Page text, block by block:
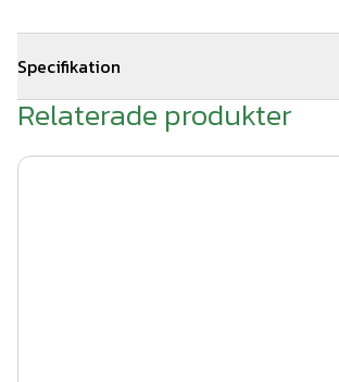
Specifikation
Antal i förpackningen: 1
Max bredd: upp till 15 m
Relaterade produkter